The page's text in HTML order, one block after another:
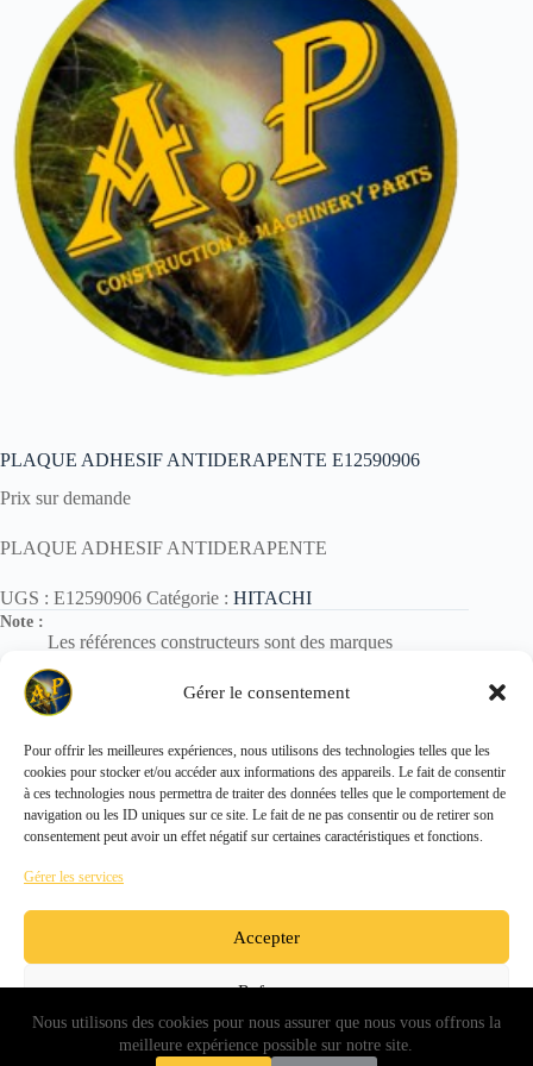
Gérer le consentement
Pour offrir les meilleures expériences, nous utilisons des technologies telles que les
cookies pour stocker et/ou accéder aux informations des appareils. Le fait de consentir
à ces technologies nous permettra de traiter des données telles que le comportement de
navigation ou les ID uniques sur ce site. Le fait de ne pas consentir ou de retirer son
consentement peut avoir un effet négatif sur certaines caractéristiques et fonctions.
Gérer les services
Accepter
Refuser
Voir les préférences
Nous utilisons des cookies pour nous assurer que nous vous offrons la
meilleure expérience possible sur notre site.
PLAQUE ADHESIF ANTIDERAPENTE E12590906
Prix sur demande
PLAQUE ADHESIF ANTIDERAPENTE
UGS : E12590906 Catégorie : HITACHI
Note :
Les références constructeurs sont des marques
Elles sont utilisées uniquement pour identification des
pièces.
Copyright © 2026 - ALL PARTS FRANCE SAS